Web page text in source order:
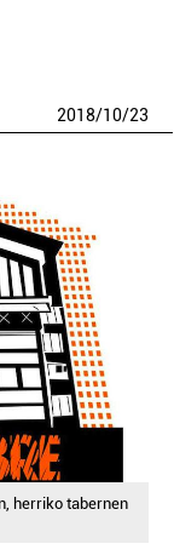
2018/10/23
herriko tabernen